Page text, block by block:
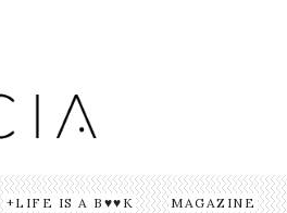
LIFE IS A B♥♥K MAGAZINE